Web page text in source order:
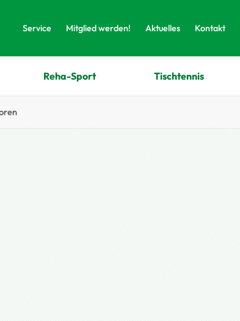
Service Mitglied werden! Aktuelles Kontakt
Reha-Sport Tischtennis